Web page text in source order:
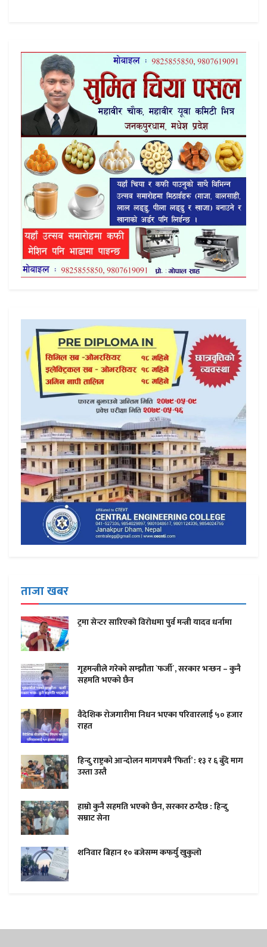
ताजा खबर
ट्रमा सेन्टर सारिएकाे विराेधमा पुर्व मन्त्री यादव धर्नामा
गृहमन्त्रीले गरेको सम्झौता `फर्जी´, सरकार भन्छन – कुनै
सहमति भएको छैन
वैदेशिक रोजगारीमा निधन भएका परिवारलाई ५० हजार
राहत
हिन्दु राष्ट्रको आन्दोलन मागपत्रमै ‘फिर्ता’ : १३ र ६ बुँदे माग
उस्ता उस्तै
हाम्राे कुनै सहमति भएकाे छैन, सरकार ठग्दैछ : हिन्दु
सम्राट सेना
शनिवार बिहान १० बजेसम्म कफर्यु खुकुलाे